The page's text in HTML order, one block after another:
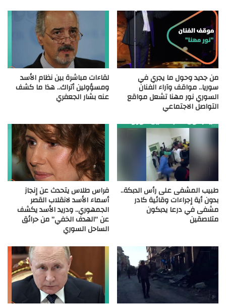
من جديد وحول ما يجري في
سوريا.. مواقف وآراء الفنان
السوري نور مهنا تشعل مواقع
التواصل الاجتماعي
لقاءات مباشرة بين نظام الأسد
ومسؤولين أتراك.. هذا ما كشف
عنه بشار الجعفري
طبيب المشفى على رأس الدبكة..
بدون أية إجراءات وقائية كادر
مشفى في درعا يدبكون
متلاصقين
فراس طلاس يتحدث عن إنجاز
أسماء الأسد لانقلاب القصر
الجمهوري.. ودريد الأسد يكشف
عن “الهدف الخفي” من حرائق
الساحل السوري